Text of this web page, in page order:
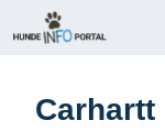
Inhalt
Carhartt